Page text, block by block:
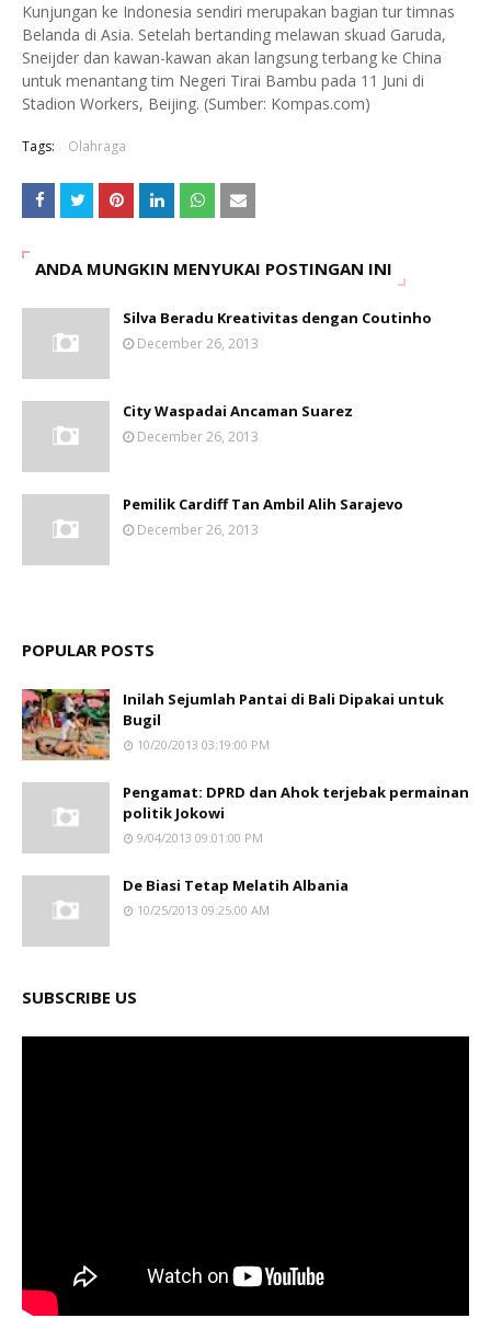
Kunjungan ke Indonesia sendiri merupakan bagian tur timnas
Belanda di Asia. Setelah bertanding melawan skuad Garuda,
Sneijder dan kawan-kawan akan langsung terbang ke China
untuk menantang tim Negeri Tirai Bambu pada 11 Juni di
Stadion Workers, Beijing. (Sumber: Kompas.com)
Tags: Olahraga
ANDA MUNGKIN MENYUKAI POSTINGAN INI
Silva Beradu Kreativitas dengan Coutinho
December 26, 2013
City Waspadai Ancaman Suarez
December 26, 2013
Pemilik Cardiff Tan Ambil Alih Sarajevo
December 26, 2013
POPULAR POSTS
Inilah Sejumlah Pantai di Bali Dipakai untuk
Bugil
10/20/2013 03:19:00 PM
Pengamat: DPRD dan Ahok terjebak permainan
politik Jokowi
9/04/2013 09:01:00 PM
De Biasi Tetap Melatih Albania
10/25/2013 09:25:00 AM
SUBSCRIBE US